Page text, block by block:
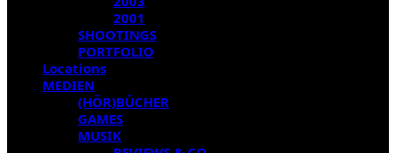
2001
SHOOTINGS
PORTFOLIO
Locations
MEDIEN
(HÖR)BÜCHER
GAMES
MUSIK